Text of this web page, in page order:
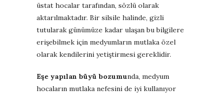
üstat hocalar tarafından, sözlü olarak
aktarılmaktadır. Bir silsile halinde, gizli
tutularak günümüze kadar ulaşan bu bilgilere
erişebilmek için medyumların mutlaka özel
olarak kendilerini yetiştirmesi gereklidir.
Eşe yapılan büyü bozumunda, medyum
hocaların mutlaka nefesini de iyi kullanıyor